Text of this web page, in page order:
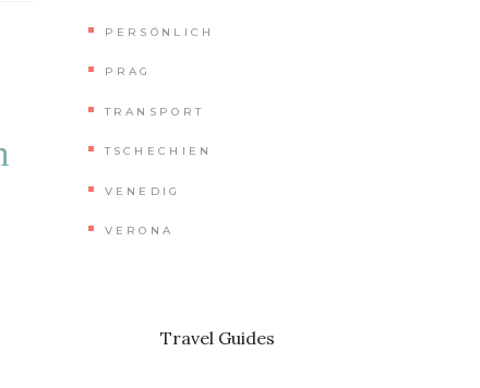
PERSÖNLICH
PRAG
TRANSPORT
TSCHECHIEN
VENEDIG
VERONA
Travel Guides